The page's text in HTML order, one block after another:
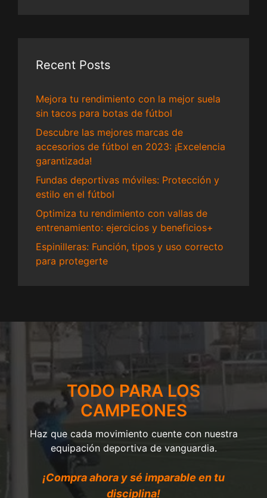
Recent Posts
Mejora tu rendimiento con la mejor suela
sin tacos para botas de fútbol
Descubre las mejores marcas de
accesorios de fútbol en 2023: ¡Excelencia
garantizada!
Fundas deportivas móviles: Protección y
estilo en el fútbol
Optimiza tu rendimiento con vallas de
entrenamiento: ejercicios y beneficios+
Espinilleras: Función, tipos y uso correcto
para protegerte
TODO PARA LOS
CAMPEONES
Haz que cada movimiento cuente con nuestra
equipación deportiva de vanguardia.
¡Compra ahora y sé imparable en tu
disciplina!